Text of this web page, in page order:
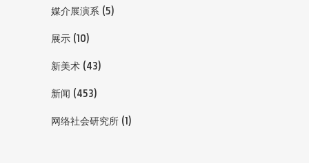
媒介展演系 (5)
展示 (10)
新美术 (43)
新闻 (453)
网络社会研究所 (1)